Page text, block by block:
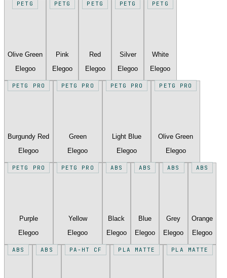
PETG
Olive Green
Elegoo
PETG
Pink
Elegoo
PETG
Red
Elegoo
PETG
Silver
Elegoo
PETG
White
Elegoo
PETG PRO
Burgundy Red
Elegoo
PETG PRO
Green
Elegoo
PETG PRO
Light Blue
Elegoo
PETG PRO
Olive Green
Elegoo
PETG PRO
Purple
Elegoo
PETG PRO
Yellow
Elegoo
ABS
Black
Elegoo
ABS
Blue
Elegoo
ABS
Grey
Elegoo
ABS
Orange
Elegoo
ABS ABS PA-HT CF PLA MATTE PLA MATTE